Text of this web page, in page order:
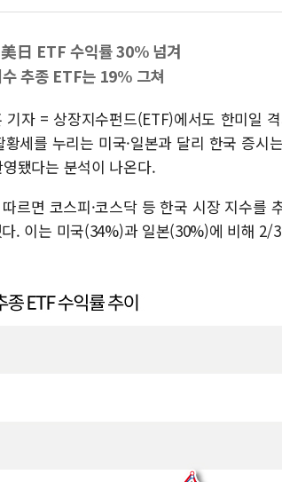
日 ETF 수익률 30% 넘겨
추종 ETF는 19% 그쳐
자 = 상장지수펀드(ETF)에서도 한미일
세를 누리는 미국·일본과 달리 한국 증시
됐다는 분석이 나온다.
르면 코스피·코스닥 등 한국 시장 지수를
. 이는 미국(34%)과 일본(30%)에 비해 2/